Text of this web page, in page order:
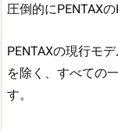
圧倒的にPENTAX
PENTAXの現行モ
を除く、すべての
す。